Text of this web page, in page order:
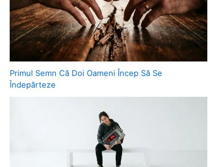
Primul Semn Că Doi Oameni Încep Să Se
Îndepărteze